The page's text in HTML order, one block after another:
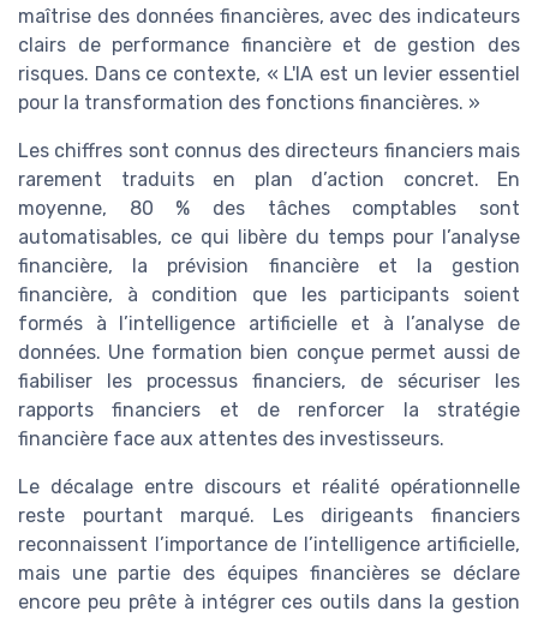
maîtrise des données financières, avec des indicateurs
clairs de performance financière et de gestion des
risques. Dans ce contexte, « L'IA est un levier essentiel
pour la transformation des fonctions financières. »
Les chiffres sont connus des directeurs financiers mais
rarement traduits en plan d’action concret. En
moyenne, 80 % des tâches comptables sont
automatisables, ce qui libère du temps pour l’analyse
financière, la prévision financière et la gestion
financière, à condition que les participants soient
formés à l’intelligence artificielle et à l’analyse de
données. Une formation bien conçue permet aussi de
fiabiliser les processus financiers, de sécuriser les
rapports financiers et de renforcer la stratégie
financière face aux attentes des investisseurs.
Le décalage entre discours et réalité opérationnelle
reste pourtant marqué. Les dirigeants financiers
reconnaissent l’importance de l’intelligence artificielle,
mais une partie des équipes financières se déclare
encore peu prête à intégrer ces outils dans la gestion